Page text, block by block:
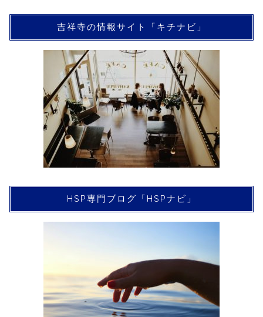
吉祥寺の情報サイト「キチナビ」
HSP専門ブログ「HSPナビ」